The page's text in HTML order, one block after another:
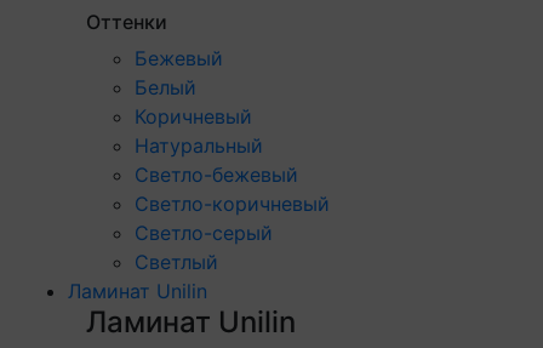
Оттенки
Бежевый
Белый
Коричневый
Натуральный
Светло-бежевый
Светло-коричневый
Светло-серый
Светлый
Ламинат Unilin
Ламинат Unilin